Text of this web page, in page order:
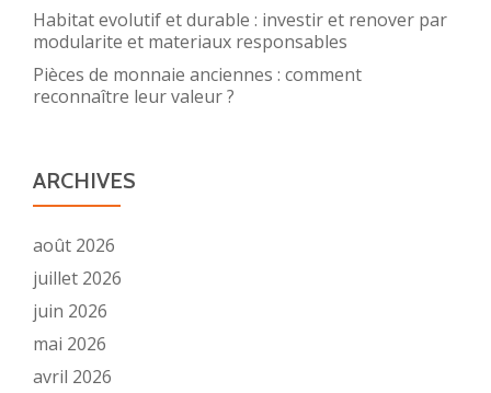
Habitat evolutif et durable : investir et renover par
modularite et materiaux responsables
Pièces de monnaie anciennes : comment
reconnaître leur valeur ?
ARCHIVES
août 2026
juillet 2026
juin 2026
mai 2026
avril 2026